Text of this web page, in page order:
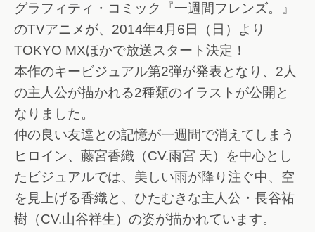
グラフィティ・コミック『一週間フレンズ。』
のTVアニメが、2014年4月6日（日）より
TOKYO MXほかで放送スタート決定！
本作のキービジュアル第2弾が発表となり、2人
の主人公が描かれる2種類のイラストが公開と
なりました。
仲の良い友達との記憶が一週間で消えてしまう
ヒロイン、藤宮香織（CV.雨宮 天）を中心とし
たビジュアルでは、美しい雨が降り注ぐ中、空
を見上げる香織と、ひたむきな主人公・長谷祐
樹（CV.山谷祥生）の姿が描かれています。